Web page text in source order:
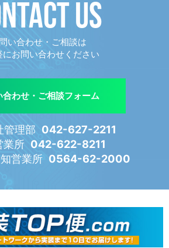
US
い合わせ・ご相談は
にお問い合わせください
合わせ・ご相談フォーム
管理部 042-627-2211
業所 042-622-8211
営業所 0564-62-2000